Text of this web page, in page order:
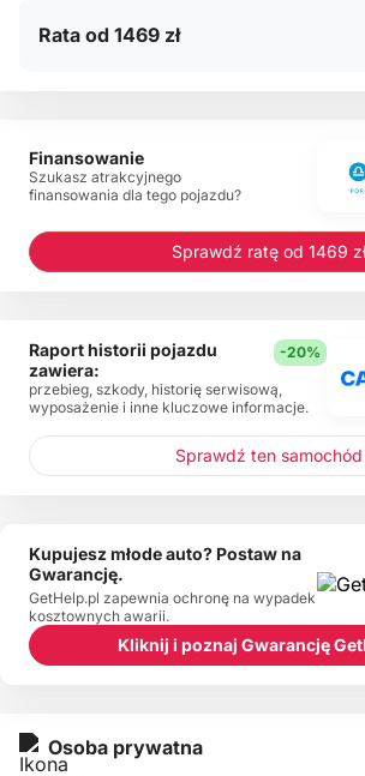
Rata od 1469 zł
Osoba prywatna
Finansowanie
Szukasz atrakcyjnego
finansowania dla tego pojazdu?
Sprawdź ratę od 1469 zł
Raport historii pojazdu
zawiera:
-20%
przebieg, szkody, historię serwisową,
wyposażenie i inne kluczowe informacje.
Sprawdź ten samochód
Kupujesz młode auto? Postaw na
Gwarancję.
GetHelp.pl zapewnia ochronę na wypadek
kosztownych awarii.
Kliknij i poznaj Gwarancję